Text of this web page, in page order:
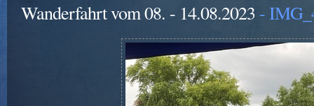
Wanderfahrt vom 08. - 14.08.2023 -